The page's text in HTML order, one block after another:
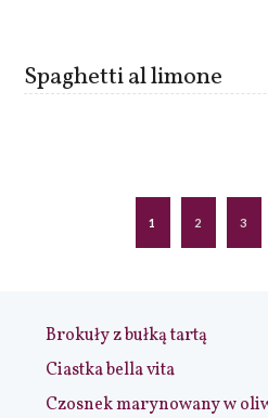
Spaghetti al limone
1 2 3
Brokuły z bułką tartą
Ciastka bella vita
Czosnek marynowany w